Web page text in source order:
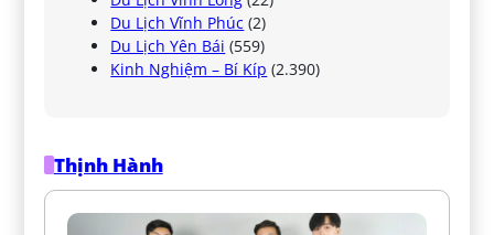
Du Lịch Vĩnh Phúc (2)
Du Lịch Yên Bái (559)
Kinh Nghiệm – Bí Kíp (2.390)
Thịnh Hành